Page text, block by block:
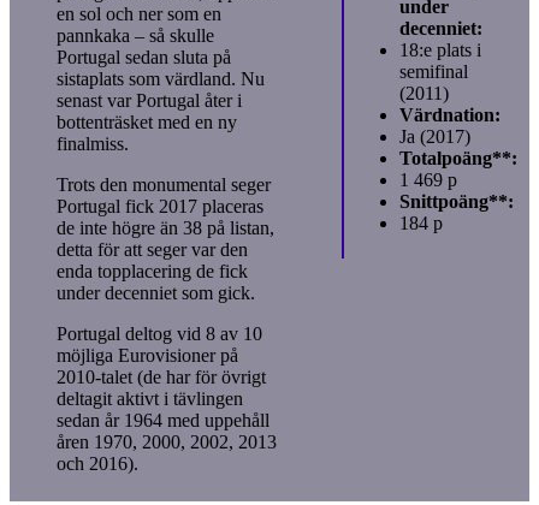
en sol och ner som en
pannkaka – så skulle
Portugal sedan sluta på
sistaplats som värdland. Nu
senast var Portugal åter i
bottenträsket med en ny
finalmiss.
Trots den monumental seger
Portugal fick 2017 placeras
de inte högre än 38 på listan,
detta för att seger var den
enda topplacering de fick
under decenniet som gick.
Portugal deltog vid 8 av 10
möjliga Eurovisioner på
2010-talet (de har för övrigt
deltagit aktivt i tävlingen
sedan år 1964 med uppehåll
åren 1970, 2000, 2002, 2013
och 2016).
under
decenniet:
18:e plats i
semifinal
(2011)
Värdnation:
Ja (2017)
Totalpoäng**:
1 469 p
Snittpoäng**:
184 p